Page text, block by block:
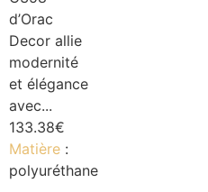
d’Orac
Decor allie
modernité
et élégance
avec...
133.38€
Matière :
polyuréthane